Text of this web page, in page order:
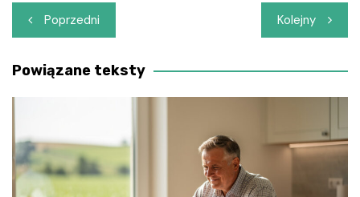
Nawigacja
wpisu
Poprzedni Kolejny
Powiązane teksty